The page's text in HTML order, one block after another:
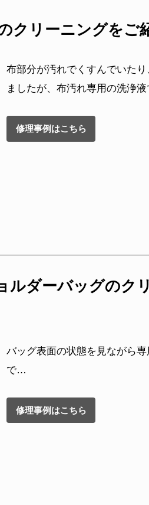
クリーニングをご
布部分が汚れでくすんでいた
ましたが、布汚れ専用の洗浄
修理事例はこちら
ルダーバッグのク
バッグ表面の状態を見ながら
で…
修理事例はこちら